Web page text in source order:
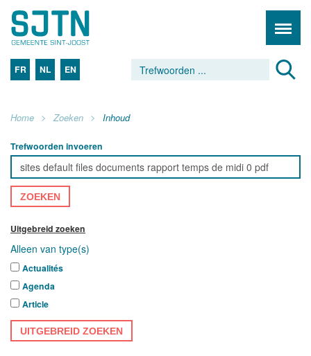
FR NL EN
Home Zoeken Inhoud
Trefwoorden invoeren
ZOEKEN
Uitgebreid zoeken
Alleen van type(s)
Actualités
Agenda
Article
UITGEBREID ZOEKEN